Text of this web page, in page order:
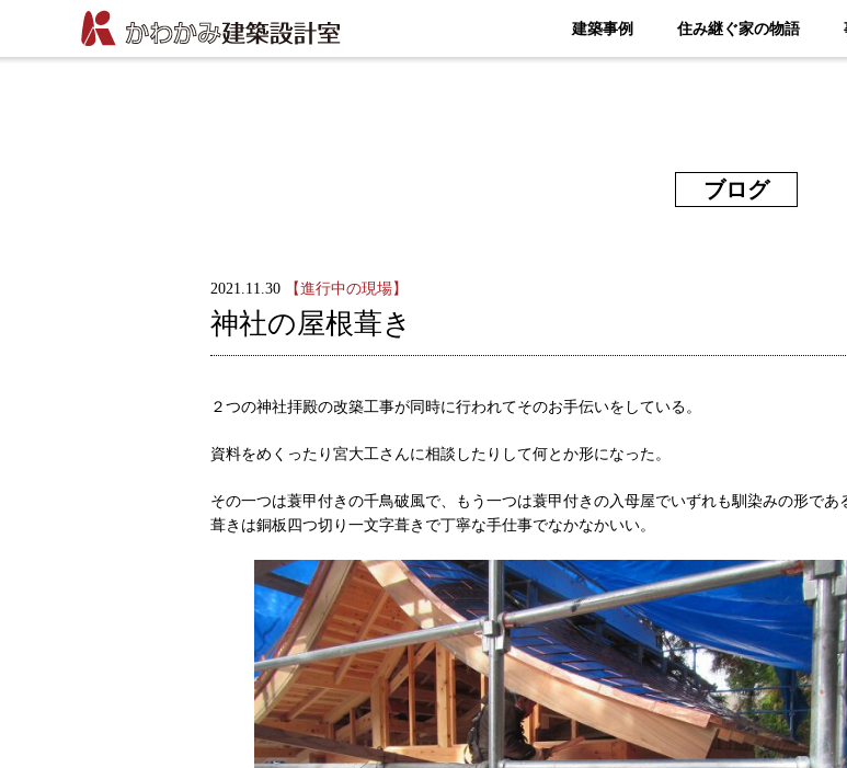
建築事例 住み継ぐ家の物語
ブログ
2021.11.30 【進行中の現場】
神社の屋根葺き
２つの神社拝殿の改築工事が同時に行われてそのお手伝いをしている。
資料をめくったり宮大工さんに相談したりして何とか形になった。
その一つは蓑甲付きの千鳥破風で、もう一つは蓑甲付きの入母屋でいずれも馴染みの形であ
葺きは銅板四つ切り一文字葺きで丁寧な手仕事でなかなかいい。